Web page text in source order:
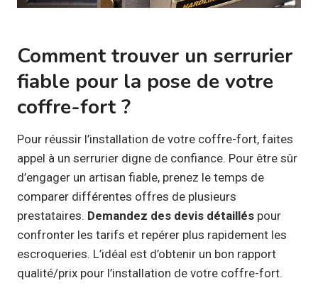
Comment trouver un serrurier
fiable pour la pose de votre
coffre-fort ?
Pour réussir l’installation de votre coffre-fort, faites
appel à un serrurier digne de confiance. Pour être sûr
d’engager un artisan fiable, prenez le temps de
comparer différentes offres de plusieurs
prestataires. Demandez des devis détaillés pour
confronter les tarifs et repérer plus rapidement les
escroqueries. L’idéal est d’obtenir un bon rapport
qualité/prix pour l’installation de votre coffre-fort.